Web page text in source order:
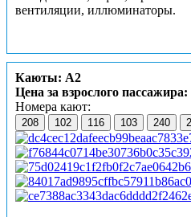
вентиляции, иллюминаторы.
Каюты: А2
Цена за взрослого пассажира:
Номера кают:
208 102 116 103 240